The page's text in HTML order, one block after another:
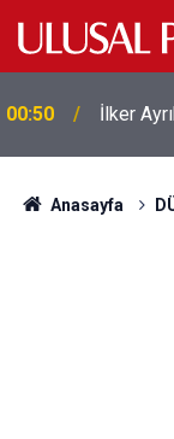
00:50 İlker
00:39
Anasayfa